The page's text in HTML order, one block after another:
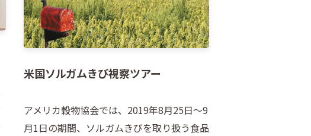
米国ソルガムきび視察ツアー
アメリカ穀物協会では、2019年8月25日～9
月1日の期間、ソルガムきびを取り扱う食品